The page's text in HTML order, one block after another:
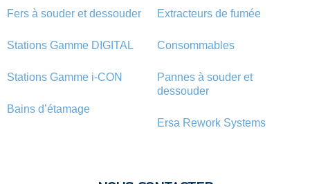
Fers à souder et dessouder
Stations Gamme DIGITAL
Stations Gamme i-CON
Bains d’étamage
Extracteurs de fumée
Consommables
Pannes à souder et
dessouder
Ersa Rework Systems